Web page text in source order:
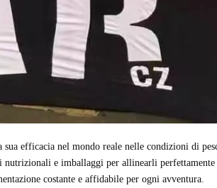
efficacia nel mondo reale nelle condizioni di
e imballaggi per allinearli
costante e affidabile per ogni avventura.